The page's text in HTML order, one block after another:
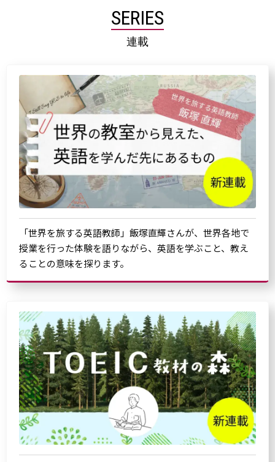
SERIES
連載
「世界を旅する英語教師」飯塚直輝さんが、世界各地で
授業を行った体験を語りながら、英語を学ぶこと、教え
ることの意味を探ります。